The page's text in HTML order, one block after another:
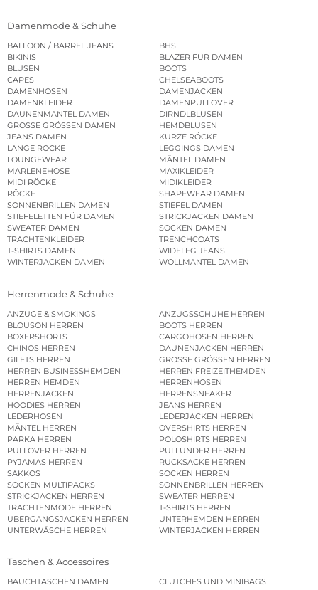
Damenmode & Schuhe
BALLOON / BARREL JEANS
BHS
BIKINIS
BLAZER FÜR DAMEN
BLUSEN
BOOTS
CAPES
CHELSEABOOTS
DAMENHOSEN
DAMENJACKEN
DAMENKLEIDER
DAMENPULLOVER
DAUNENMÄNTEL DAMEN
DIRNDLBLUSEN
GROSSE GRÖSSEN DAMEN
HEMDBLUSEN
JEANS DAMEN
KURZE RÖCKE
LANGE RÖCKE
LEGGINGS DAMEN
LOUNGEWEAR
MÄNTEL DAMEN
MARLENEHOSE
MAXIKLEIDER
MIDI RÖCKE
MIDIKLEIDER
RÖCKE
SHAPEWEAR DAMEN
SONNENBRILLEN DAMEN
STIEFEL DAMEN
STIEFELETTEN FÜR DAMEN
STRICKJACKEN DAMEN
SWEATER DAMEN
SOCKEN DAMEN
TRACHTENKLEIDER
TRENCHCOATS
T-SHIRTS DAMEN
WIDELEG JEANS
WINTERJACKEN DAMEN
WOLLMÄNTEL DAMEN
Herrenmode & Schuhe
ANZÜGE & SMOKINGS
ANZUGSSCHUHE HERREN
BLOUSON HERREN
BOOTS HERREN
BOXERSHORTS
CARGOHOSEN HERREN
CHINOS HERREN
DAUNENJACKEN HERREN
GILETS HERREN
GROSSE GRÖSSEN HERREN
HERREN BUSINESSHEMDEN
HERREN FREIZEITHEMDEN
HERREN HEMDEN
HERRENHOSEN
HERRENJACKEN
HERRENSNEAKER
HOODIES HERREN
JEANS HERREN
LEDERHOSEN
LEDERJACKEN HERREN
MÄNTEL HERREN
OVERSHIRTS HERREN
PARKA HERREN
POLOSHIRTS HERREN
PULLOVER HERREN
PULLUNDER HERREN
PYJAMAS HERREN
RUCKSÄCKE HERREN
SAKKOS
SOCKEN HERREN
SOCKEN MULTIPACKS
SONNENBRILLEN HERREN
STRICKJACKEN HERREN
SWEATER HERREN
TRACHTENMODE HERREN
T-SHIRTS HERREN
ÜBERGANGSJACKEN HERREN
UNTERHEMDEN HERREN
UNTERWÄSCHE HERREN
WINTERJACKEN HERREN
Taschen & Accessoires
BAUCHTASCHEN DAMEN
CLUTCHES UND MINIBAGS